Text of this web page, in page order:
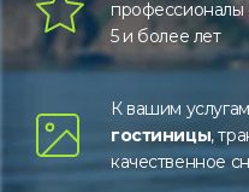
профессионалы
5 и более лет
К вашим услугам
гостиницы,
качественное